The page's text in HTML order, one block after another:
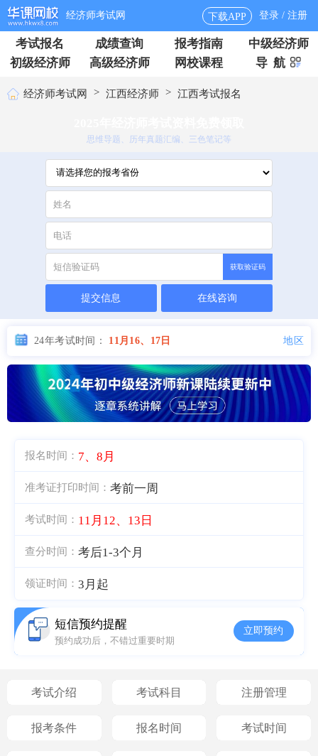
经济师考试网 下载APP 登录 / 注册
考试报名 成绩查询 报考指南
中级经济师
初级经济师
高级经济师 网校课程 导 航
经济师考试网 > 江西经济师 > 江西考试报名
思维导题、历年真题汇编、三色笔记等
获取验证码
提交信息 在线咨询
24年考试时间： 11月16、17日 地区
报名时间： 7、8月
准考证打印时间： 考前一周
考试时间： 11月12、13日
查分时间： 考后1-3个月
领证时间： 3月起
短信预约提醒
预约成功后，不错过重要时期
立即预约
考试介绍 考试科目 注册管理
报考条件 报名时间 考试时间